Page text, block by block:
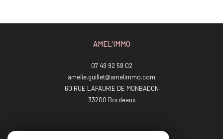
AMEL'IMMO
07 49 92 58 02
amelie.guillet@amelimmo.com
60 RUE LAFAURIE DE MONBADON
33200
bordeaux
NOUS SUIVRE SUR